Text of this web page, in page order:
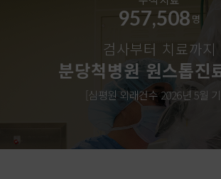
1,201,692
검사부터 치료까지
분당척병원 원스톱진
[심평원 외래건수 2026년 5월